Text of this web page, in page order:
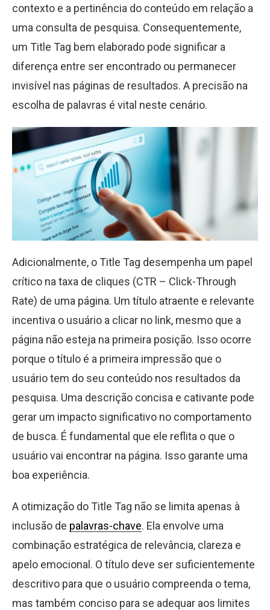
contexto e a pertinência do conteúdo em relação a
uma consulta de pesquisa. Consequentemente,
um Title Tag bem elaborado pode significar a
diferença entre ser encontrado ou permanecer
invisível nas páginas de resultados. A precisão na
escolha de palavras é vital neste cenário.
Adicionalmente, o Title Tag desempenha um papel
crítico na taxa de cliques (CTR – Click-Through
Rate) de uma página. Um título atraente e relevante
incentiva o usuário a clicar no link, mesmo que a
página não esteja na primeira posição. Isso ocorre
porque o título é a primeira impressão que o
usuário tem do seu conteúdo nos resultados da
pesquisa. Uma descrição concisa e cativante pode
gerar um impacto significativo no comportamento
de busca. É fundamental que ele reflita o que o
usuário vai encontrar na página. Isso garante uma
boa experiência.
A otimização do Title Tag não se limita apenas à
inclusão de palavras-chave. Ela envolve uma
combinação estratégica de relevância, clareza e
apelo emocional. O título deve ser suficientemente
descritivo para que o usuário compreenda o tema,
mas também conciso para se adequar aos limites